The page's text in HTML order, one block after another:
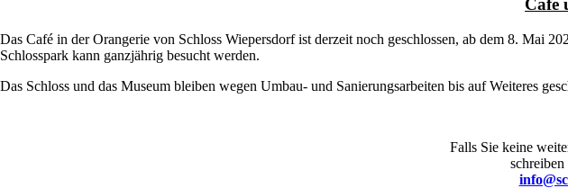
Café
Das Café in der Orangerie von Schloss Wiepersdorf ist derzeit noch geschlossen, ab dem 8. Mai
Schlosspark kann ganzjährig besucht werden.
Das Schloss und das Museum bleiben wegen Umbau- und Sanierungsarbeiten bis auf Weiteres
Falls Sie keine